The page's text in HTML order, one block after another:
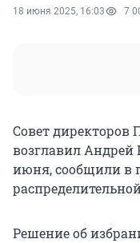
18 июня 2025, 16:03 7
Совет директоров
возглавил Андрей
июня, сообщили в
Решение об